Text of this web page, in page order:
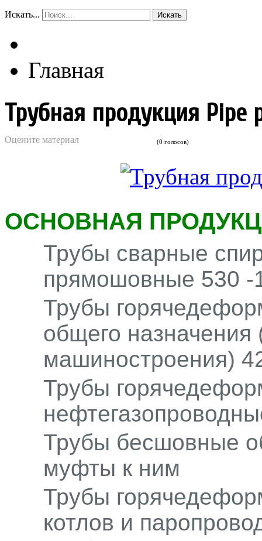
Искать... Искать
Главная
Трубная продукция Pipe
Оцените материал (0 голосов)
ОСНОВНАЯ
Трубы сварные
прямошовные 530
Трубы
общего назначения
машиностроения)
Трубы
Трубы бесшовные
муфты к ним
Трубы
котлов и